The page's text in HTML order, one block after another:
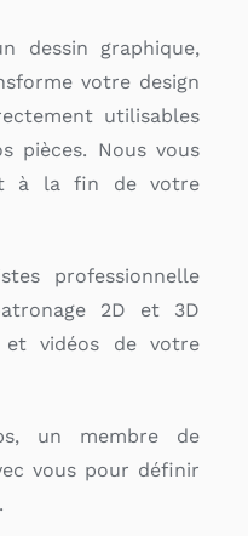
dessin graphique,
votre design
utilisables
pièces. Nous vous
à la fin de votre
professionnelle
2D et 3D
et vidéos de votre
un membre de
vous pour définir